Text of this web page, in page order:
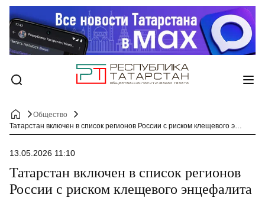
Общество
Татарстан включен в список регионов России с риском клещевого энцефалита
13.05.2026 11:10
Татарстан включен в список регионов
России с риском клещевого энцефалита